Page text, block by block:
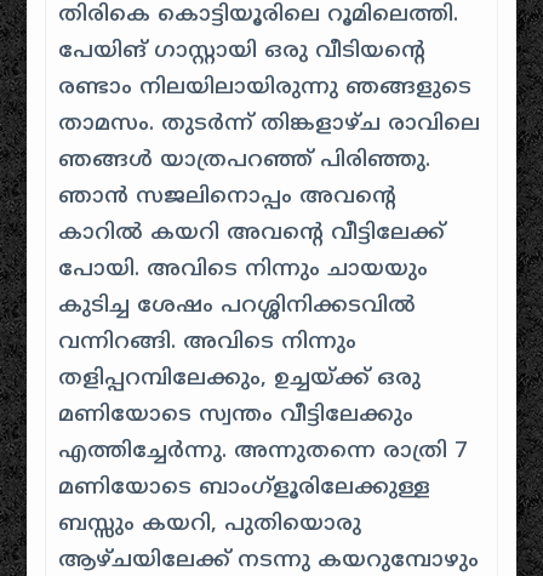
തിരികെ കൊട്ടിയൂരിലെ റൂമിലെത്തി.
പേയിങ് ഗാസ്റ്റായി ഒരു വീടിയന്റെ
രണ്ടാം നിലയിലായിരുന്നു ഞങ്ങളുടെ
താമസം. തുടർന്ന് തിങ്കളാഴ്ച രാവിലെ
ഞങ്ങൾ യാത്രപറഞ്ഞ് പിരിഞ്ഞു.
ഞാൻ സജലിനൊപ്പം അവന്റെ
കാറിൽ കയറി അവന്റെ വീട്ടിലേക്ക്
പോയി. അവിടെ നിന്നും ചായയും
കുടിച്ച ശേഷം പറശ്ശിനിക്കടവിൽ
വന്നിറങ്ങി. അവിടെ നിന്നും
തളിപ്പറമ്പിലേക്കും, ഉച്ചയ്ക്ക് ഒരു
മണിയോടെ സ്വന്തം വീട്ടിലേക്കും
എത്തിച്ചേർന്നു. അന്നുതന്നെ രാത്രി 7
മണിയോടെ ബാംഗ്ളൂരിലേക്കുള്ള
ബസ്സും കയറി, പുതിയൊരു
ആഴ്ചയിലേക്ക് നടന്നു കയറുമ്പോഴും